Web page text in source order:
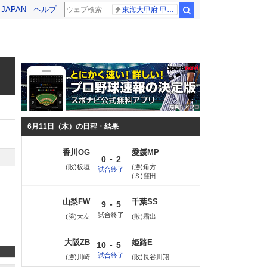
ヘルプ
6月11日（木）の日程・結果
香川OG
(敗)板垣
0 - 2
試合終了
愛媛MP
(勝)角方
(Ｓ)窪田
山梨FW
(勝)大友
9 - 5
試合終了
千葉SS
(敗)霜出
大阪ZB
(勝)川崎
10 - 5
試合終了
姫路E
(敗)長谷川翔